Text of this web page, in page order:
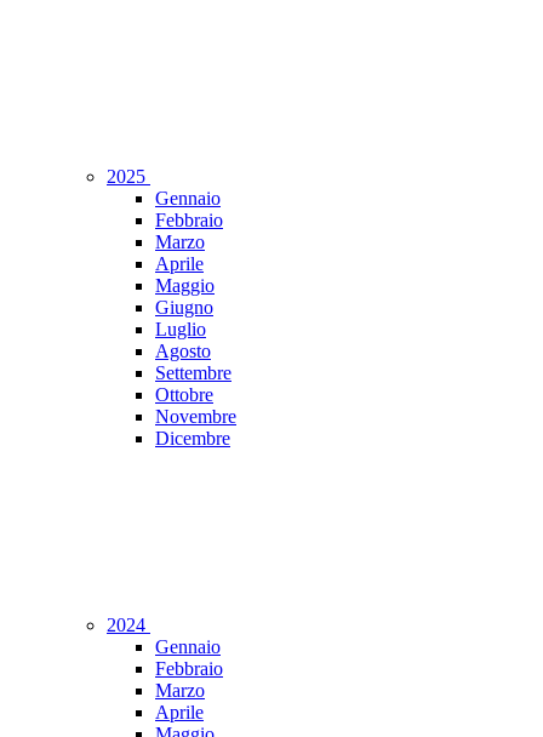
2025
Gennaio
Febbraio
Marzo
Aprile
Maggio
Giugno
Luglio
Agosto
Settembre
Ottobre
Novembre
Dicembre
2024
Gennaio
Febbraio
Marzo
Aprile